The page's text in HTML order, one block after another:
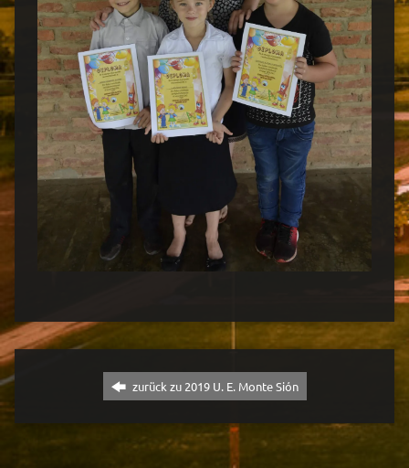
zurück zu 2019 U. E. Monte Sión